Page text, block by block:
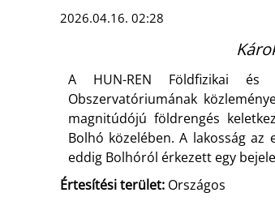
2026.04.16. 02:28
A HUN-REN Földfizikai és
Obszervatóriumának
magnitúdójú földrengés
Bolhó közelében. A lakosság
eddig Bolhóról érkezett egy
Értesítési terület:Országos